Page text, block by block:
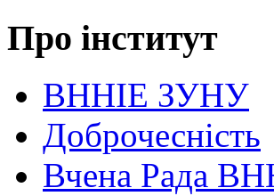
Про інститут
ВННІЕ ЗУНУ
Доброчесність
Вчена Рада